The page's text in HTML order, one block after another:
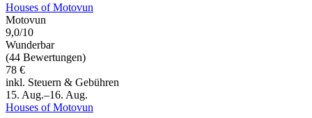
Houses of Motovun
Motovun
9,0/10
Wunderbar
(44 Bewertungen)
78 €
inkl. Steuern & Gebühren
15. Aug.–16. Aug.
Houses of Motovun